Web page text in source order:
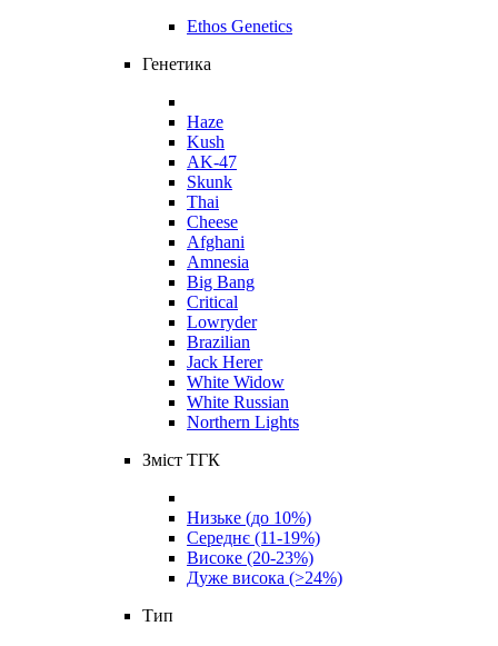
Ethos Genetics
Генетика
Haze
Kush
AK-47
Skunk
Thai
Cheese
Afghani
Amnesia
Big Bang
Critical
Lowryder
Brazilian
Jack Herer
White Widow
White Russian
Northern Lights
Зміст ТГК
Низьке (до 10%)
Середнє (11-19%)
Високе (20-23%)
Дуже висока (>24%)
Тип